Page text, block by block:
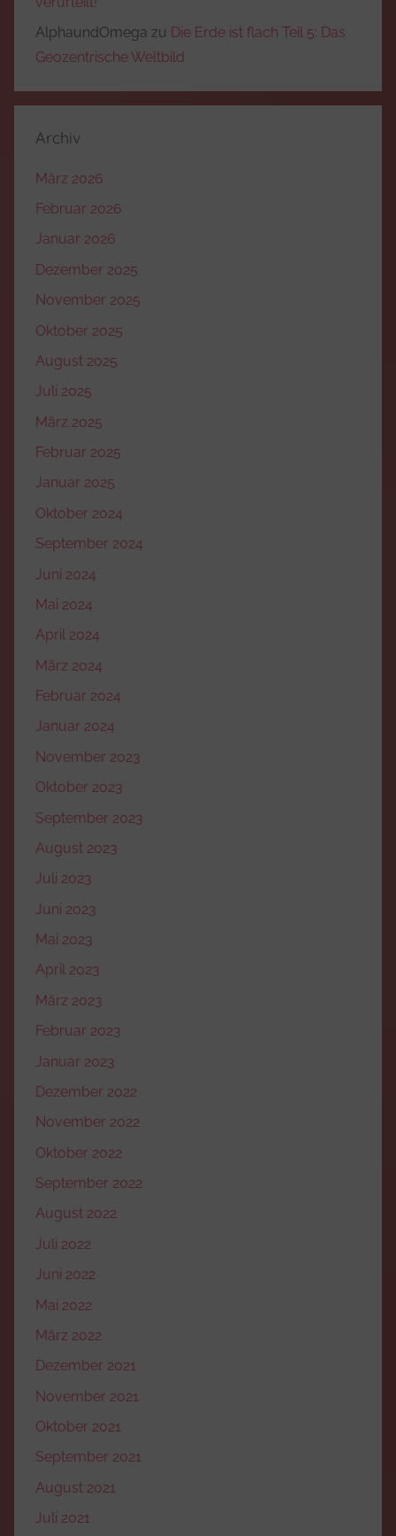
AlphaundOmega zu Die Erde ist flach Teil 5: Das
Geozentrische Weltbild
Archiv
März 2026
Februar 2026
Januar 2026
Dezember 2025
November 2025
Oktober 2025
August 2025
Juli 2025
März 2025
Februar 2025
Januar 2025
Oktober 2024
September 2024
Juni 2024
Mai 2024
April 2024
März 2024
Februar 2024
Januar 2024
November 2023
Oktober 2023
September 2023
August 2023
Juli 2023
Juni 2023
Mai 2023
April 2023
März 2023
Februar 2023
Januar 2023
Dezember 2022
November 2022
Oktober 2022
September 2022
August 2022
Juli 2022
Juni 2022
Mai 2022
März 2022
Dezember 2021
November 2021
Oktober 2021
September 2021
August 2021
Juli 2021